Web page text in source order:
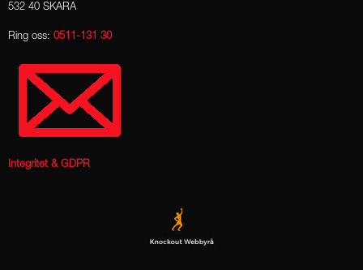
532 40 SKARA
Ring oss: 0511-131 30
Integritet & GDPR